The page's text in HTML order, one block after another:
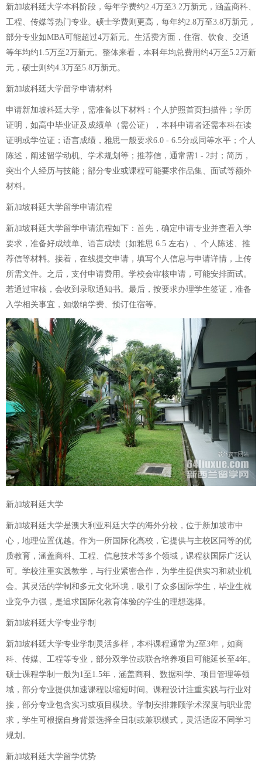
新加坡科廷大学本科阶段，每年学费约2.4万至3.2万新元，涵盖商科、
工程、传媒等热门专业。硕士学费则更高，每年约2.8万至3.8万新元，
部分专业如MBA可能超过4万新元。生活费方面，住宿、饮食、交通
等年均约1.5万至2万新元。整体来看，本科年均总费用约4万至5.2万新
元，硕士则约4.3万至5.8万新元。
新加坡科廷大学留学申请材料
申请新加坡科廷大学，需准备以下材料：个人护照首页扫描件；学历
证明，如高中毕业证及成绩单（需公证），本科申请者还需本科在读
证明或学位证；语言成绩，雅思一般要求6.0 - 6.5分或同等水平；个人
陈述，阐述留学动机、学术规划等；推荐信，通常需1 - 2封；简历，
突出个人经历与技能；部分专业或课程可能要求作品集、面试等额外
材料。
新加坡科廷大学留学申请流程
新加坡科廷大学留学申请流程如下：首先，确定申请专业并查看入学
要求，准备好成绩单、语言成绩（如雅思 6.5 左右）、个人陈述、推
荐信等材料。接着，在线提交申请，填写个人信息与申请详情，上传
所需文件。之后，支付申请费用。学校会审核申请，可能安排面试。
若通过审核，会收到录取通知书。最后，按要求办理学生签证，准备
入学相关事宜，如缴纳学费、预订住宿等。
新加坡科廷大学
新加坡科廷大学是澳大利亚科廷大学的海外分校，位于新加坡市中
心，地理位置优越。作为一所国际化高校，它提供与主校区同等的优
质教育，涵盖商科、工程、信息技术等多个领域，课程获国际广泛认
可。学校注重实践教学，与行业紧密合作，为学生提供实习和就业机
会。其灵活的学制和多元文化环境，吸引了众多国际学生，毕业生就
业竞争力强，是追求国际化教育体验的学生的理想选择。
新加坡科廷大学专业学制
新加坡科廷大学专业学制灵活多样，本科课程通常为2至3年，如商
科、传媒、工程等专业，部分双学位或联合培养项目可能延长至4年。
硕士课程学制一般为1至1.5年，涵盖商科、数据科学、项目管理等领
域，部分专业提供加速课程以缩短时间。课程设计注重实践与行业对
接，部分专业包含实习或项目模块。学制安排兼顾学术深度与职业需
求，学生可根据自身背景选择全日制或兼职模式，灵活适应不同学习
规划。
新加坡科廷大学留学优势